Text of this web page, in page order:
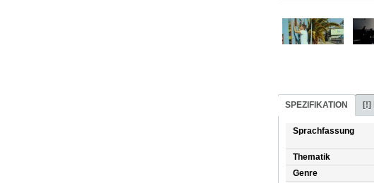
SPEZIFIKATION [!]
Sprachfassung
Thematik
Genre